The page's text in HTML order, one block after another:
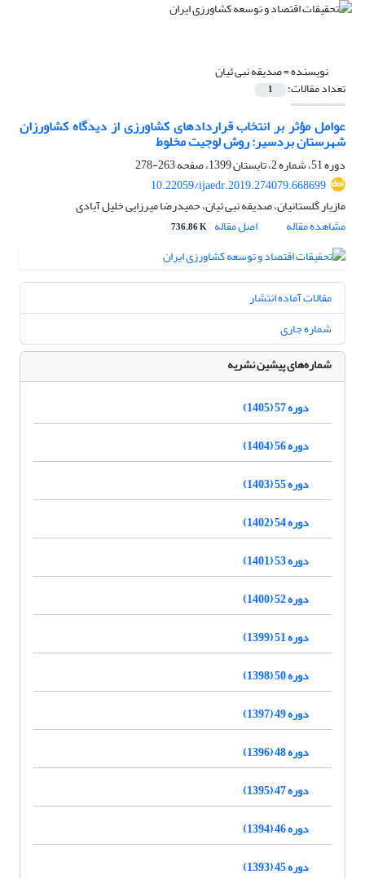
نویسنده =صدیقه نبی ئیان
تعداد مقالات: 1
عوامل مؤثر بر انتخاب قرارداد‌های کشاورزی از دیدگاه کشاورزان
شهرستان بردسیر: روش لوجیت مخلوط
دوره 51، شماره 2، تابستان 1399، صفحه
263-278
10.22059/ijaedr.2019.274079.668699
مازیار گلستانیان، صدیقه نبی ئیان، حمیدرضا میرزایی خلیل آبادی
مشاهده مقاله
اصل مقاله 736.86 K
مقالات آماده انتشار
شماره جاری
شماره‌های پیشین نشریه
دوره 57 (1405)
دوره 56 (1404)
دوره 55 (1403)
دوره 54 (1402)
دوره 53 (1401)
دوره 52 (1400)
دوره 51 (1399)
دوره 50 (1398)
دوره 49 (1397)
دوره 48 (1396)
دوره 47 (1395)
دوره 46 (1394)
دوره 45 (1393)